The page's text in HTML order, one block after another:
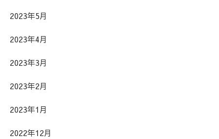
2023年5月
2023年4月
2023年3月
2023年2月
2023年1月
2022年12月